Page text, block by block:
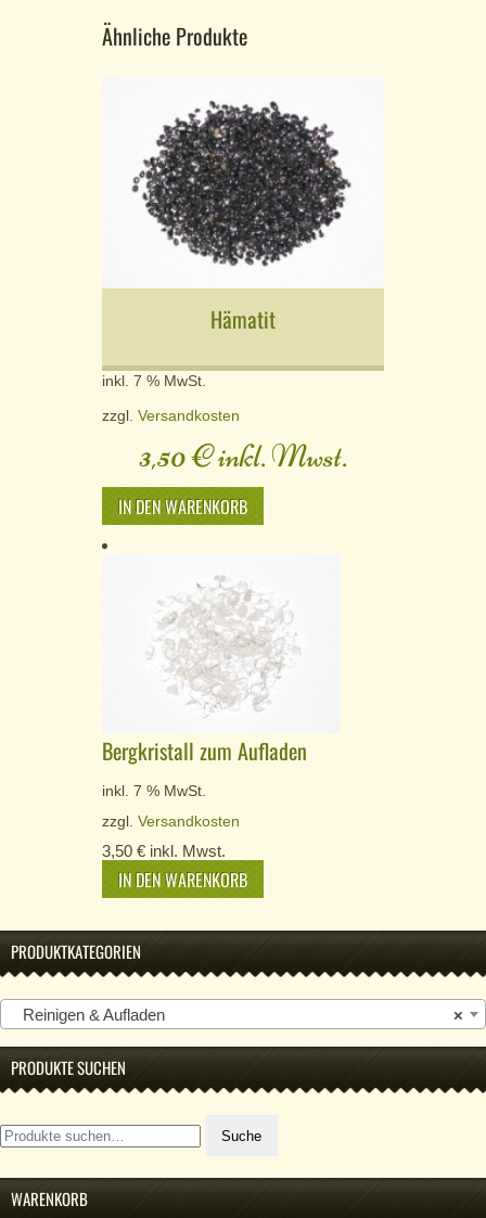
Ähnliche Produkte
Hämatit
inkl. 7 % MwSt.
zzgl. Versandkosten
3,50€inkl. Mwst.
IN DEN WARENKORB
Bergkristall zum Aufladen
inkl. 7 % MwSt.
zzgl. Versandkosten
3,50 € inkl. Mwst.
IN DEN WARENKORB
PRODUKTKATEGORIEN
×
Reinigen & Aufladen
PRODUKTE SUCHEN
Suche
nach:
Suche
WARENKORB